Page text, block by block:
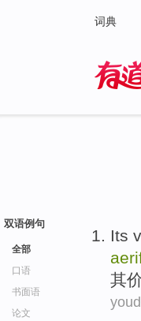
词典
双语例句
全部
口语
书面语
论文
Its
其